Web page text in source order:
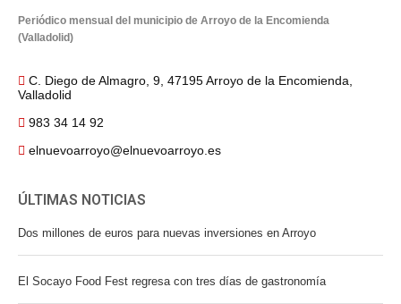
Periódico mensual del municipio de Arroyo de la Encomienda
(Valladolid)
C. Diego de Almagro, 9, 47195 Arroyo de la Encomienda,
Valladolid
983 34 14 92
elnuevoarroyo@elnuevoarroyo.es
ÚLTIMAS NOTICIAS
Dos millones de euros para nuevas inversiones en Arroyo
El Socayo Food Fest regresa con tres días de gastronomía